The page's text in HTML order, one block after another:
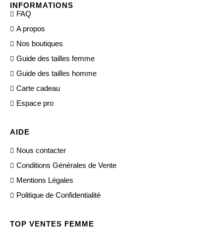
INFORMATIONS
FAQ
A propos
Nos boutiques
Guide des tailles femme
Guide des tailles homme
Carte cadeau
Espace pro
AIDE
Nous contacter
Conditions Générales de Vente
Mentions Légales
Politique de Confidentialité
TOP VENTES FEMME